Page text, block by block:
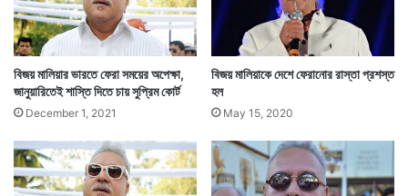
র
,
গ্রে
ফ
তা
র
বিজয় মালিয়ার ভারতে ফেরা সময়ের অপেক্ষা,
জানুয়ারিতেই শাস্তি দিতে চায় সুপ্রিম কোর্ট
December 1, 2021
বিজয় মালিয়াকে দেশে ফেরানোর রাস্তা প্রশস্ত
হল
May 15, 2020